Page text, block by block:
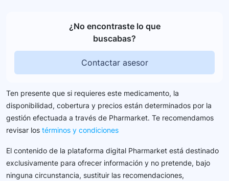
¿No encontraste lo que
buscabas?
Contactar asesor
Ten presente que si requieres este medicamento, la
disponibilidad, cobertura y precios están determinados por la
gestión efectuada a través de Pharmarket. Te recomendamos
revisar los términos y condiciones
El contenido de la plataforma digital Pharmarket está destinado
exclusivamente para ofrecer información y no pretende, bajo
ninguna circunstancia, sustituir las recomendaciones,